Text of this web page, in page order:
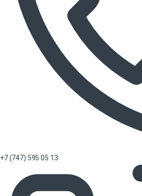
+7 (747) 595 05 13